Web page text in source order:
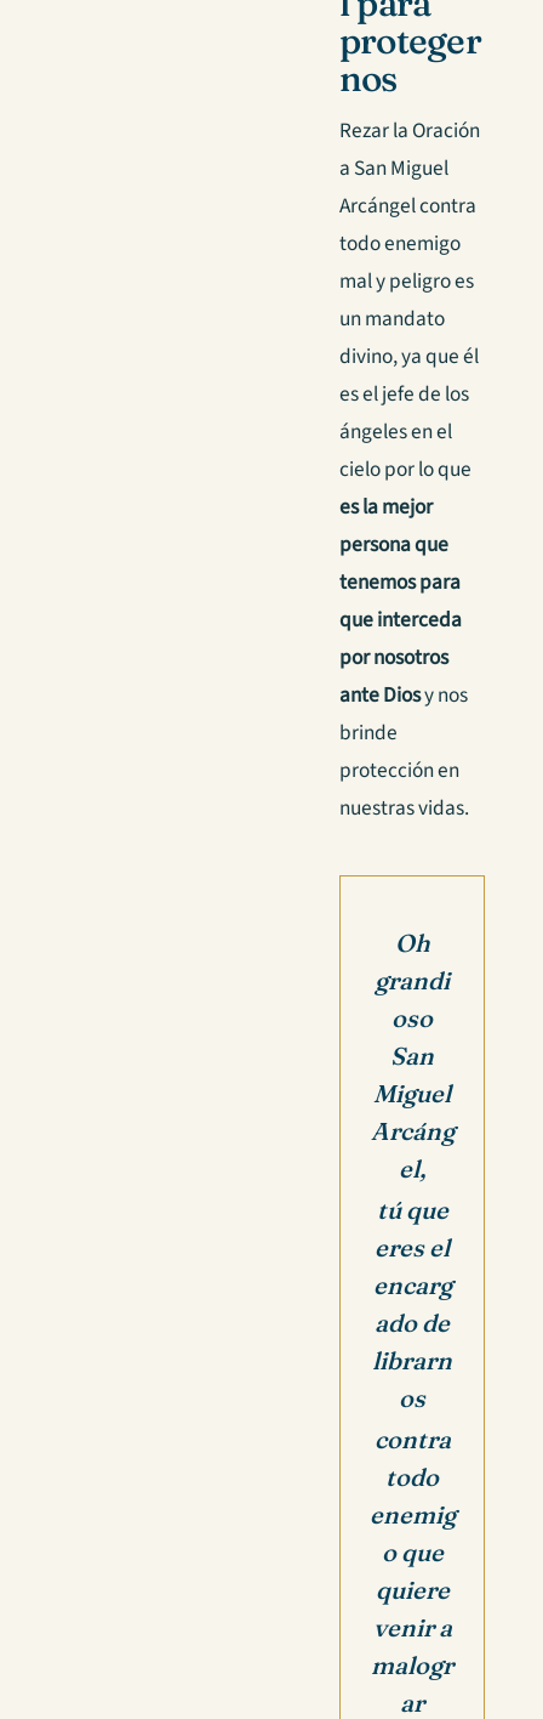
proteger
nos
Rezar la Oración
a San Miguel
Arcángel contra
todo enemigo
mal y peligro es
un mandato
divino, ya que él
es el jefe de los
ángeles en el
cielo por lo que
es la mejor
persona que
tenemos para
que interceda
por nosotros
ante Diosy nos
brinde
protección en
nuestras vidas.
Oh
grandi
oso
San
Miguel
Arcáng
el,
tú que
eres el
encarg
ado de
librarn
os
contra
todo
enemig
o que
quiere
venir a
malogr
ar